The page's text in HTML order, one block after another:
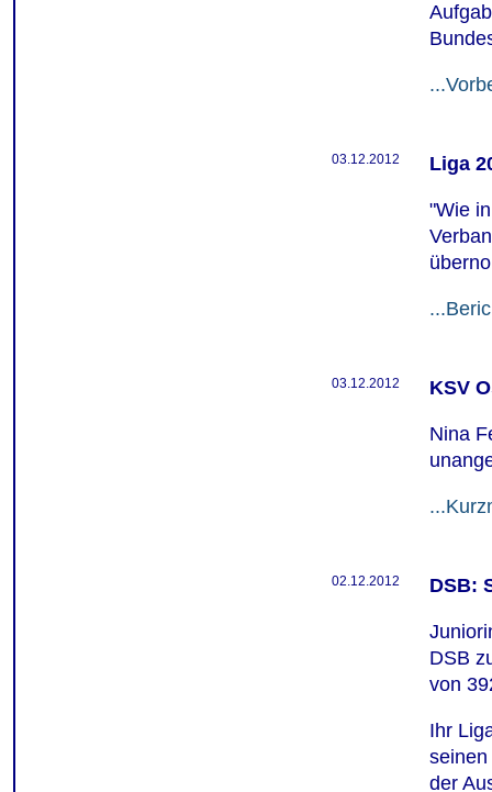
03.12.2012 Liga
"Wie
03.12.2012 KSV
Nina
02.12.2012 DSB:
DSB
von
Ihr
der